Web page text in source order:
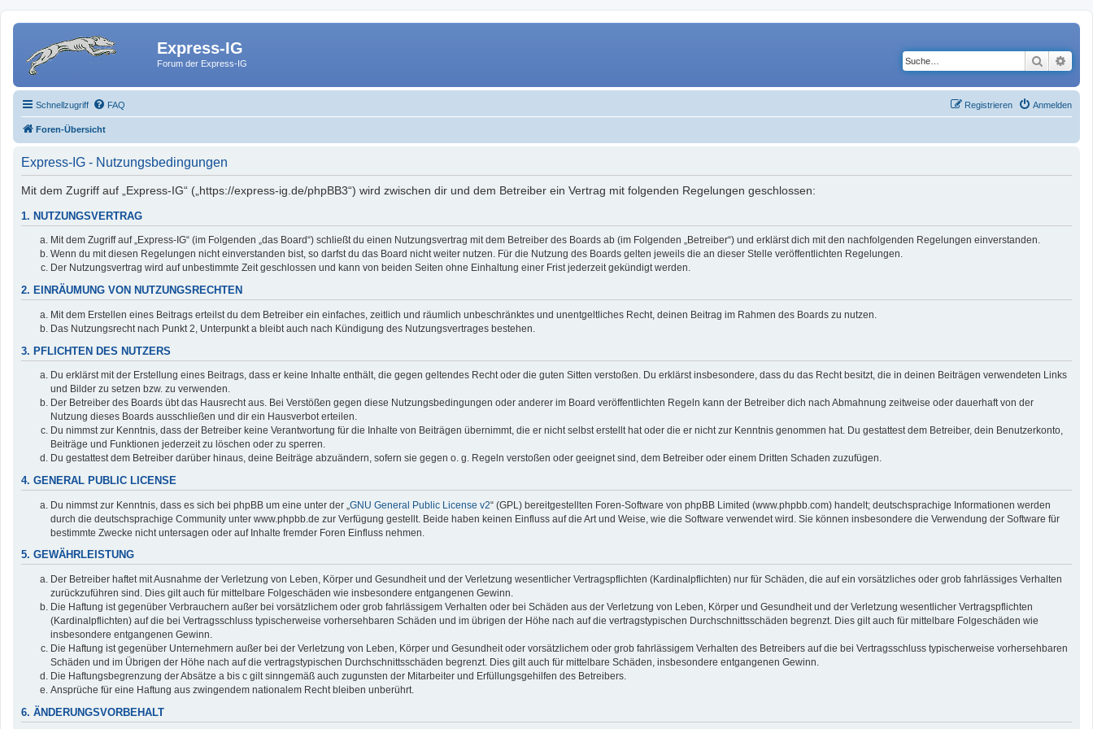
Express-IG
Forum der Express-IG Suche
Schnellzugriff FAQ Anmelden
Registrieren
Foren-Übersicht
Express-IG - Nutzungsbedingungen
Mit dem Zugriff auf „Express-IG“ („https://express-ig.de/phpBB3“) wird zwischen dir und dem Betreiber ein Vertrag mit folgenden Regelungen geschlossen:
1. NUTZUNGSVERTRAG
Mit dem Zugriff auf „Express-IG“ (im Folgenden „das Board“) schließt du einen Nutzungsvertrag mit dem Betreiber des Boards ab (im Folgenden „Betreiber“) und erklärst dich mit den nachfolgenden Regelungen einverstanden.
Wenn du mit diesen Regelungen nicht einverstanden bist, so darfst du das Board nicht weiter nutzen. Für die Nutzung des Boards gelten jeweils die an dieser Stelle veröffentlichten Regelungen.
Der Nutzungsvertrag wird auf unbestimmte Zeit geschlossen und kann von beiden Seiten ohne Einhaltung einer Frist jederzeit gekündigt werden.
2. EINRÄUMUNG VON NUTZUNGSRECHTEN
Mit dem Erstellen eines Beitrags erteilst du dem Betreiber ein einfaches, zeitlich und räumlich unbeschränktes und unentgeltliches Recht, deinen Beitrag im Rahmen des Boards zu nutzen.
Das Nutzungsrecht nach Punkt 2, Unterpunkt a bleibt auch nach Kündigung des Nutzungsvertrages bestehen.
3. PFLICHTEN DES NUTZERS
Du erklärst mit der Erstellung eines Beitrags, dass er keine Inhalte enthält, die gegen geltendes Recht oder die guten Sitten verstoßen. Du erklärst insbesondere, dass du das Recht besitzt, die in deinen Beiträgen verwendeten Links
und Bilder zu setzen bzw. zu verwenden.
Der Betreiber des Boards übt das Hausrecht aus. Bei Verstößen gegen diese Nutzungsbedingungen oder anderer im Board veröffentlichten Regeln kann der Betreiber dich nach Abmahnung zeitweise oder dauerhaft von der
Nutzung dieses Boards ausschließen und dir ein Hausverbot erteilen.
Du nimmst zur Kenntnis, dass der Betreiber keine Verantwortung für die Inhalte von Beiträgen übernimmt, die er nicht selbst erstellt hat oder die er nicht zur Kenntnis genommen hat. Du gestattest dem Betreiber, dein Benutzerkonto,
Beiträge und Funktionen jederzeit zu löschen oder zu sperren.
Du gestattest dem Betreiber darüber hinaus, deine Beiträge abzuändern, sofern sie gegen o. g. Regeln verstoßen oder geeignet sind, dem Betreiber oder einem Dritten Schaden zuzufügen.
4. GENERAL PUBLIC LICENSE
Du nimmst zur Kenntnis, dass es sich bei phpBB um eine unter der „ GNU General Public License v2“ (GPL) bereitgestellten Foren-Software von phpBB Limited (www.phpbb.com) handelt; deutschsprachige Informationen werden
durch die deutschsprachige Community unter www.phpbb.de zur Verfügung gestellt. Beide haben keinen Einfluss auf die Art und Weise, wie die Software verwendet wird. Sie können insbesondere die Verwendung der Software für
bestimmte Zwecke nicht untersagen oder auf Inhalte fremder Foren Einfluss nehmen.
5. GEWÄHRLEISTUNG
Der Betreiber haftet mit Ausnahme der Verletzung von Leben, Körper und Gesundheit und der Verletzung wesentlicher Vertragspflichten (Kardinalpflichten) nur für Schäden, die auf ein vorsätzliches oder grob fahrlässiges Verhalten
zurückzuführen sind. Dies gilt auch für mittelbare Folgeschäden wie insbesondere entgangenen Gewinn.
Die Haftung ist gegenüber Verbrauchern außer bei vorsätzlichem oder grob fahrlässigem Verhalten oder bei Schäden aus der Verletzung von Leben, Körper und Gesundheit und der Verletzung wesentlicher Vertragspflichten
(Kardinalpflichten) auf die bei Vertragsschluss typischerweise vorhersehbaren Schäden und im übrigen der Höhe nach auf die vertragstypischen Durchschnittsschäden begrenzt. Dies gilt auch für mittelbare Folgeschäden wie
insbesondere entgangenen Gewinn.
Die Haftung ist gegenüber Unternehmern außer bei der Verletzung von Leben, Körper und Gesundheit oder vorsätzlichem oder grob fahrlässigem Verhalten des Betreibers auf die bei Vertragsschluss typischerweise vorhersehbaren
Schäden und im Übrigen der Höhe nach auf die vertragstypischen Durchschnittsschäden begrenzt. Dies gilt auch für mittelbare Schäden, insbesondere entgangenen Gewinn.
Die Haftungsbegrenzung der Absätze a bis c gilt sinngemäß auch zugunsten der Mitarbeiter und Erfüllungsgehilfen des Betreibers.
Ansprüche für eine Haftung aus zwingendem nationalem Recht bleiben unberührt.
6. ÄNDERUNGSVORBEHALT